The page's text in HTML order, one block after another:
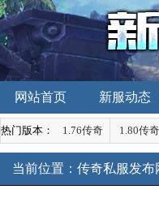
网站首页 新服动态
热门版本： 1.76传奇 1.80传奇
当前位置： 传奇私服发布